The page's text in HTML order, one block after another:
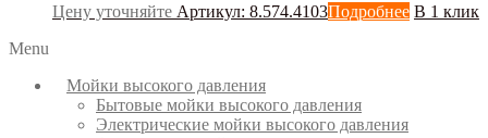
Цену уточняйте Артикул: 8.574.4103Подробнее В 1 клик
Menu
Мойки высокого давления
Бытовые мойки высокого давления
Электрические мойки высокого давления